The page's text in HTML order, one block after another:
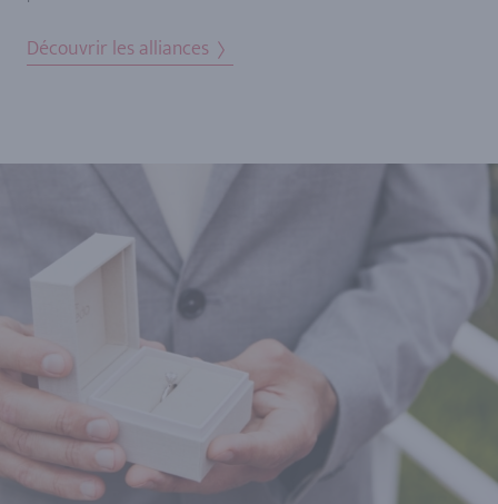
Découvrir les alliances